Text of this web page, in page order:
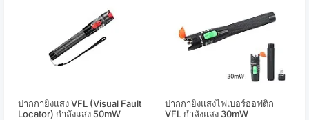
ปากกายิงแสง VFL (Visual Fault
Locator) กำลังแสง 50mW
ปากกายิงแสงไฟเบอร์ออฟติก
VFL กำลังแสง 30mW